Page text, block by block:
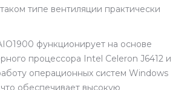
типе вентиляции практически
функционирует на основе
процессора Intel Celeron J6412 и
операционных систем Windows